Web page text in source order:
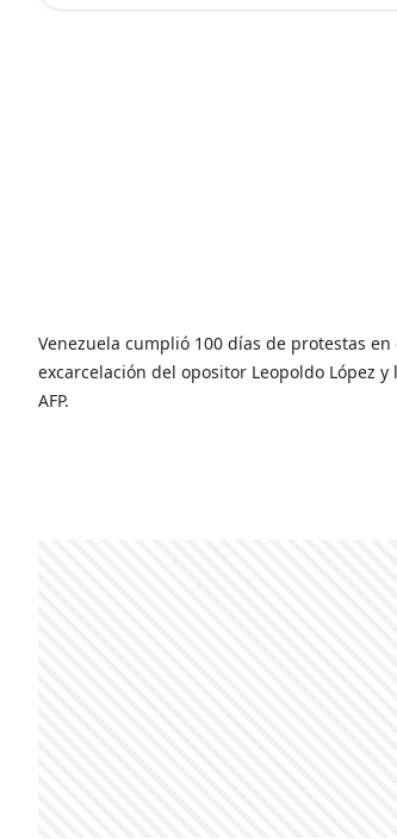
Venezuela cumplió 100 días de protestas
excarcelación del opositor Leopoldo López
AFP.